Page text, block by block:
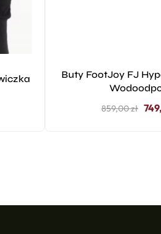
Buty FootJoy FJ
859,00zł